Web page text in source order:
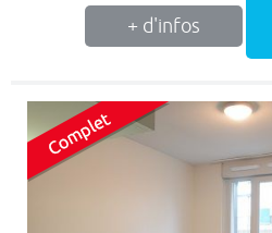
+ d'infos